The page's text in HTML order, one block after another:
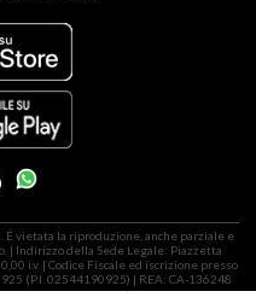
vietata la riproduzione, anche parziale e
| Indirizzo della Sede Legale: Piazzetta
i.v. | Codice Fiscale ed iscrizione presso
(P.I. 02544190925) | REA: CA-136248